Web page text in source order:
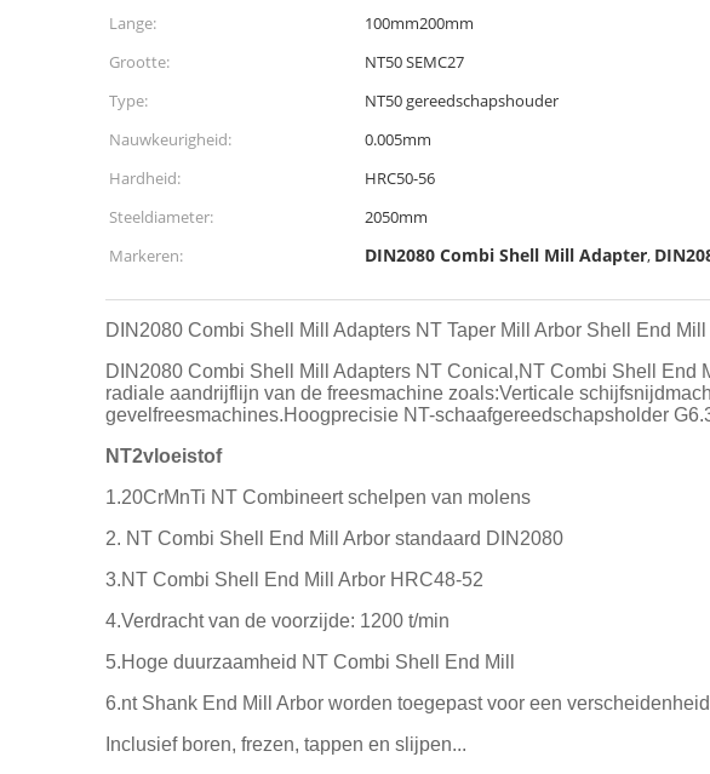
Lange:
100mm200mm
Grootte:
NT50 SEMC27
Type:
NT50 gereedschapshouder
Nauwkeurigheid:
0.005mm
Hardheid:
HRC50-56
Steeldiameter:
2050mm
Markeren:
DIN2080 Combi Shell Mill Adapter,
DIN2080 Combi Shell Mill Adapters NT Taper Mill Arbor Shell End Mill
DIN2080 Combi Shell Mill Adapters NT Conical,NT Combi Shell
radiale aandrijflijn van de freesmachine zoals:Verticale
gevelfreesmachines.Hoogprecisie NT-schaafgereedschapsholder
NT2vloeistof
1.20CrMnTi NT Combineert schelpen van molens
2. NT Combi Shell End Mill Arbor standaard DIN2080
3.NT Combi Shell End Mill Arbor HRC48-52
4.Verdracht van de voorzijde: 1200 t/min
5.Hoge duurzaamheid NT Combi Shell End Mill
6.nt Shank End Mill Arbor worden toegepast voor een
Inclusief boren, frezen, tappen en slijpen...